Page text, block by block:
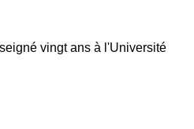
vingt ans à l'Université